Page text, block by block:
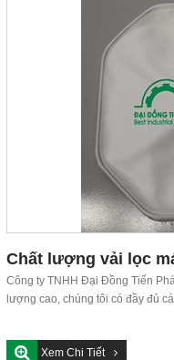
Chất lượng vải lọc
Công ty TNHH Đại Đồng Tiến
lượng cao, chúng tôi có đầy đủ
Xem Chi Tiết